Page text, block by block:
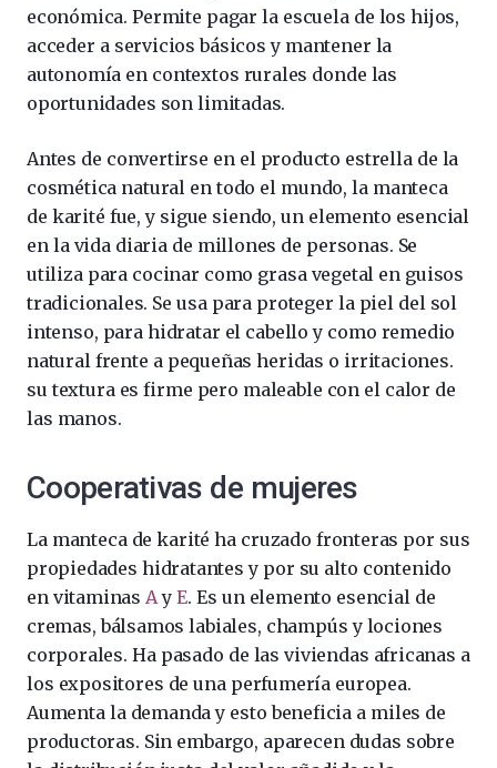
económica. Permite pagar la escuela de los hijos,
acceder a servicios básicos y mantener la
autonomía en contextos rurales donde las
oportunidades son limitadas.
Antes de convertirse en el producto estrella de la
cosmética natural en todo el mundo, la manteca
de karité fue, y sigue siendo, un elemento esencial
en la vida diaria de millones de personas. Se
utiliza para cocinar como grasa vegetal en guisos
tradicionales. Se usa para proteger la piel del sol
intenso, para hidratar el cabello y como remedio
natural frente a pequeñas heridas o irritaciones.
su textura es firme pero maleable con el calor de
las manos.
Cooperativas de mujeres
La manteca de karité ha cruzado fronteras por sus
propiedades hidratantes y por su alto contenido
en vitaminas AyE. Es un elemento esencial de
cremas, bálsamos labiales, champús y lociones
corporales. Ha pasado de las viviendas africanas a
los expositores de una perfumería europea.
Aumenta la demanda y esto beneficia a miles de
productoras. Sin embargo, aparecen dudas sobre